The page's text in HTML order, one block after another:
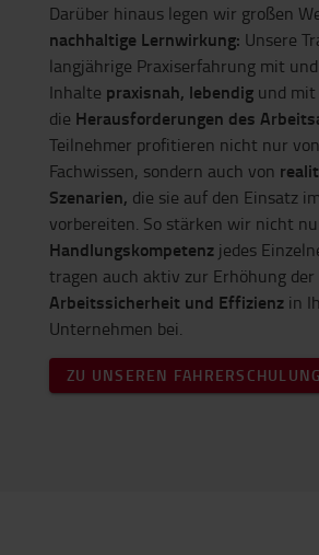
Darüber hinaus legen wir großen
nachhaltige Lernwirkung: Unsere
langjährige Praxiserfahrung mit
Inhalte praxisnah, lebendig und
die Herausforderungen des
Teilnehmer profitieren nicht nur
Fachwissen, sondern auch von
Szenarien, die sie auf den Einsatz
vorbereiten. So stärken wir nicht
Handlungskompetenz jedes
tragen auch aktiv zur Erhöhung der
Arbeitssicherheit und Effizienz in
Unternehmen bei.
ZU UNSEREN